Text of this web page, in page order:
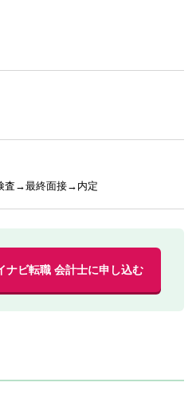
査→最終面接→内定
ナビ転職 会計士に申し込む